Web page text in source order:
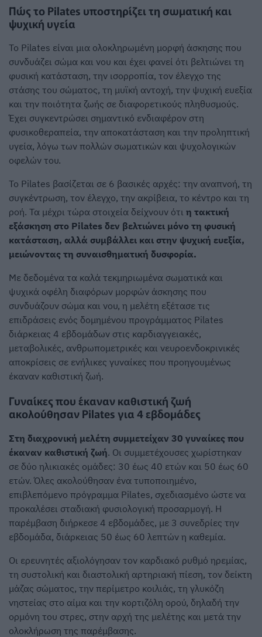
Πώς το Pilates υποστηρίζει τη σωματική και
ψυχική υγεία
Το Pilates είναι μια ολοκληρωμένη μορφή άσκησης που
συνδυάζει σώμα και νου και έχει φανεί ότι βελτιώνει τη
φυσική κατάσταση, την ισορροπία, τον έλεγχο της
στάσης του σώματος, τη μυϊκή αντοχή, την ψυχική ευεξία
και την ποιότητα ζωής σε διαφορετικούς πληθυσμούς.
Έχει συγκεντρώσει σημαντικό ενδιαφέρον στη
φυσικοθεραπεία, την αποκατάσταση και την προληπτική
υγεία, λόγω των πολλών σωματικών και ψυχολογικών
οφελών του.
Το Pilates βασίζεται σε 6 βασικές αρχές: την αναπνοή, τη
συγκέντρωση, τον έλεγχο, την ακρίβεια, το κέντρο και τη
ροή. Τα μέχρι τώρα στοιχεία δείχνουν ότι η τακτική
εξάσκηση στο Pilates δεν βελτιώνει μόνο τη φυσική
κατάσταση, αλλά συμβάλλει και στην ψυχική ευεξία,
μειώνοντας τη συναισθηματική δυσφορία.
Με δεδομένα τα καλά τεκμηριωμένα σωματικά και
ψυχικά οφέλη διαφόρων μορφών άσκησης που
συνδυάζουν σώμα και νου, η μελέτη εξέτασε τις
επιδράσεις ενός δομημένου προγράμματος Pilates
διάρκειας 4 εβδομάδων στις καρδιαγγειακές,
μεταβολικές, ανθρωπομετρικές και νευροενδοκρινικές
αποκρίσεις σε ενήλικες γυναίκες που προηγουμένως
έκαναν καθιστική ζωή.
Γυναίκες που έκαναν καθιστική ζωή
ακολούθησαν Pilates για 4 εβδομάδες
Στη διαχρονική μελέτη συμμετείχαν 30 γυναίκες που
έκαναν καθιστική ζωή. Οι συμμετέχουσες χωρίστηκαν
σε δύο ηλικιακές ομάδες: 30 έως 40 ετών και 50 έως 60
ετών. Όλες ακολούθησαν ένα τυποποιημένο,
επιβλεπόμενο πρόγραμμα Pilates, σχεδιασμένο ώστε να
προκαλέσει σταδιακή φυσιολογική προσαρμογή. Η
παρέμβαση διήρκεσε 4 εβδομάδες, με 3 συνεδρίες την
εβδομάδα, διάρκειας 50 έως 60 λεπτών η καθεμία.
Οι ερευνητές αξιολόγησαν τον καρδιακό ρυθμό ηρεμίας,
τη συστολική και διαστολική αρτηριακή πίεση, τον δείκτη
μάζας σώματος, την περίμετρο κοιλιάς, τη γλυκόζη
νηστείας στο αίμα και την κορτιζόλη ορού, δηλαδή την
ορμόνη του στρες, στην αρχή της μελέτης και μετά την
ολοκλήρωση της παρέμβασης.